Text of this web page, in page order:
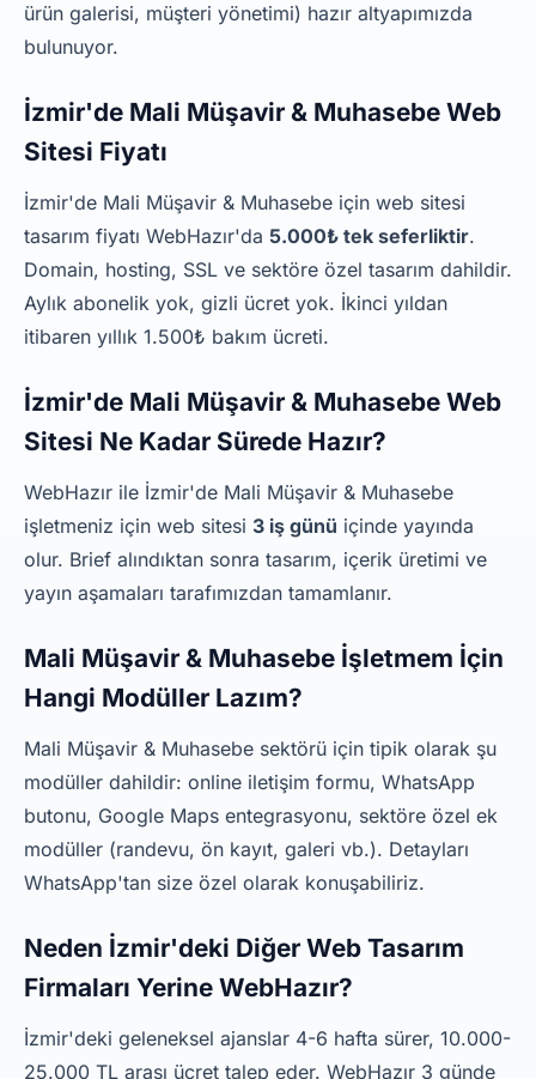
ürün galerisi, müşteri yönetimi) hazır altyapımızda
bulunuyor.
İzmir'de Mali Müşavir & Muhasebe Web
Sitesi Fiyatı
İzmir'de Mali Müşavir & Muhasebe için web sitesi
tasarım fiyatı WebHazır'da 5.000₺ tek seferliktir.
Domain, hosting, SSL ve sektöre özel tasarım dahildir.
Aylık abonelik yok, gizli ücret yok. İkinci yıldan
itibaren yıllık 1.500₺ bakım ücreti.
İzmir'de Mali Müşavir & Muhasebe Web
Sitesi Ne Kadar Sürede Hazır?
WebHazır ile İzmir'de Mali Müşavir & Muhasebe
işletmeniz için web sitesi 3 iş günü içinde yayında
olur. Brief alındıktan sonra tasarım, içerik üretimi ve
yayın aşamaları tarafımızdan tamamlanır.
Mali Müşavir & Muhasebe İşletmem İçin
Hangi Modüller Lazım?
Mali Müşavir & Muhasebe sektörü için tipik olarak şu
modüller dahildir: online iletişim formu, WhatsApp
butonu, Google Maps entegrasyonu, sektöre özel ek
modüller (randevu, ön kayıt, galeri vb.). Detayları
WhatsApp'tan size özel olarak konuşabiliriz.
Neden İzmir'deki Diğer Web Tasarım
Firmaları Yerine WebHazır?
İzmir'deki geleneksel ajanslar 4-6 hafta sürer, 10.000-
25.000 TL arası ücret talep eder. WebHazır 3 günde